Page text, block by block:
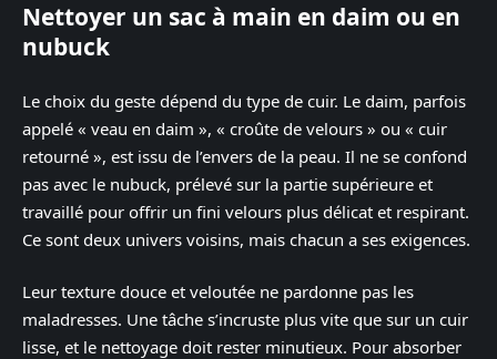
Nettoyer un sac à main en daim ou en
nubuck
Le choix du geste dépend du type de cuir. Le daim, parfois
appelé « veau en daim », « croûte de velours » ou « cuir
retourné », est issu de l’envers de la peau. Il ne se confond
pas avec le nubuck, prélevé sur la partie supérieure et
travaillé pour offrir un fini velours plus délicat et respirant.
Ce sont deux univers voisins, mais chacun a ses exigences.
Leur texture douce et veloutée ne pardonne pas les
maladresses. Une tâche s’incruste plus vite que sur un cuir
lisse, et le nettoyage doit rester minutieux. Pour absorber